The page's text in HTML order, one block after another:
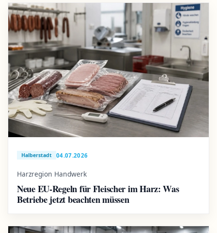
Halberstadt 04.07.2026
Harzregion Handwerk
Neue EU-Regeln für Fleischer im Harz: Was
Betriebe jetzt beachten müssen